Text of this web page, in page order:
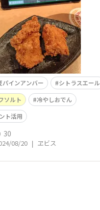
パインアンバー
シトラスエール
ソルト
冷やしおでん
ト活用
30
08/20 | ヱビス